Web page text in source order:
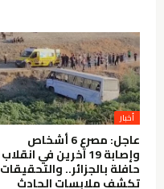
أخبار
عاجل: مصرع 6 أشخاص
وإصابة 19 آخرين في انقلاب
حافلة بالجزائر.. والتحقيقات
تكشف ملابسات الحادث